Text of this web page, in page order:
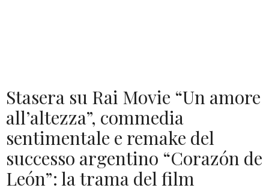
Stasera su Rai Movie “Un amore
all’altezza”, commedia
sentimentale e remake del
successo argentino “Corazón de
León”: la trama del film